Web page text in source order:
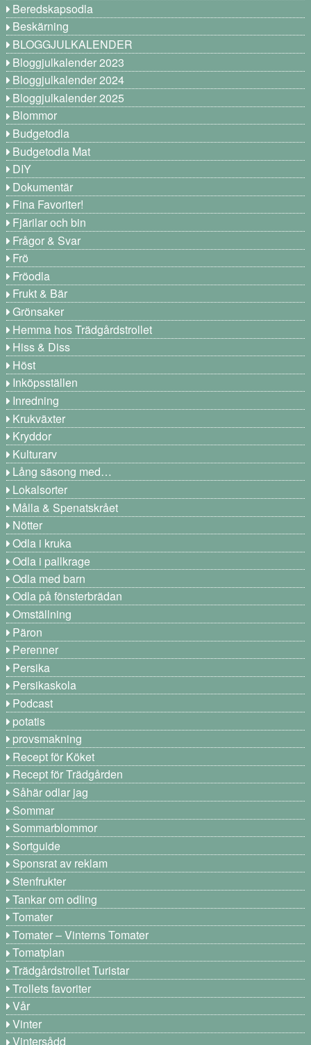
Beredskapsodla
Beskärning
BLOGGJULKALENDER
Bloggjulkalender 2023
Bloggjulkalender 2024
Bloggjulkalender 2025
Blommor
Budgetodla
Budgetodla Mat
DIY
Dokumentär
Fina Favoriter!
Fjärilar och bin
Frågor & Svar
Frö
Fröodla
Frukt & Bär
Grönsaker
Hemma hos Trädgårdstrollet
Hiss & Diss
Höst
Inköpsställen
Inredning
Krukväxter
Kryddor
Kulturarv
Lång säsong med…
Lokalsorter
Målla & Spenatskrået
Nötter
Odla i kruka
Odla i pallkrage
Odla med barn
Odla på fönsterbrädan
Omställning
Päron
Perenner
Persika
Persikaskola
Podcast
potatis
provsmakning
Recept för Köket
Recept för Trädgården
Såhär odlar jag
Sommar
Sommarblommor
Sortguide
Sponsrat av reklam
Stenfrukter
Tankar om odling
Tomater
Tomater – Vinterns Tomater
Tomatplan
Trädgårdstrollet Turistar
Trollets favoriter
Vår
Vinter
Vintersådd